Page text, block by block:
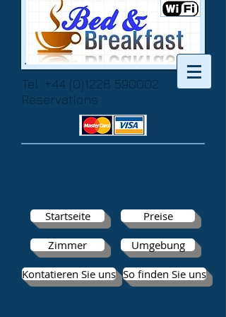
Tel: +44 (0)1228 590002
Reservations
Startseite Preise
Zimmer Umgebung
Kontatieren Sie uns So finden Sie uns